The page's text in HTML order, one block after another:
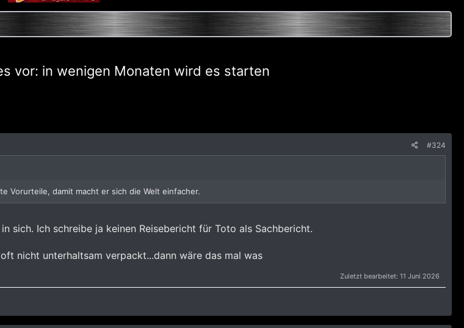
vor: in wenigen Monaten wird es starten
#324
Vorurteile, damit macht er sich die Welt einfacher.
sich. Ich schreibe ja keinen Reisebericht für Toto als Sachbericht.
nicht unterhaltsam verpackt...dann wäre das mal was
Zuletzt bearbeitet: 11 Juni 2026